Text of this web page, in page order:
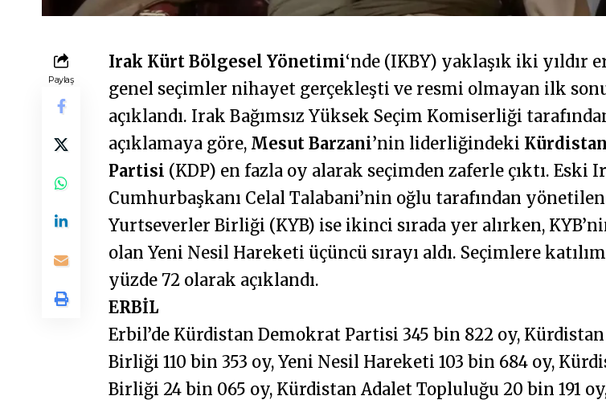
Paylaş
Irak Kürt Bölgesel Yönetimi‘nde (IKBY) yaklaşık iki yıldır
genel seçimler nihayet gerçekleşti ve resmi olmayan ilk
açıklandı. Irak Bağımsız Yüksek Seçim Komiserliği
açıklamaya göre, Mesut Barzani’nin liderliğindeki
Partisi (KDP) en fazla oy alarak seçimden zaferle çıktı. Eski
Cumhurbaşkanı Celal Talabani’nin oğlu tarafından
Yurtseverler Birliği (KYB) ise ikinci sırada yer alırken,
olan Yeni Nesil Hareketi üçüncü sırayı aldı. Seçimlere
yüzde 72 olarak açıklandı.
ERBİL
Erbil’de Kürdistan Demokrat Partisi 345 bin 822 oy,
Birliği 110 bin 353 oy, Yeni Nesil Hareketi 103 bin 684 oy,
Birliği 24 bin 065 oy, Kürdistan Adalet Topluluğu 20 bin 191